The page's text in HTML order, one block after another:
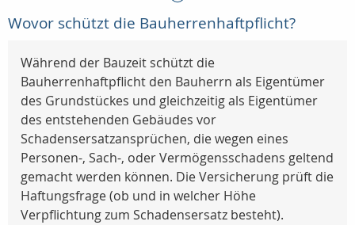
Wovor schützt die Bauherrenhaftpflicht?
Während der Bauzeit schützt die
Bauherrenhaftpflicht den Bauherrn als Eigentümer
des Grundstückes und gleichzeitig als Eigentümer
des entstehenden Gebäudes vor
Schadensersatzansprüchen, die wegen eines
Personen-, Sach-, oder Vermögensschadens geltend
gemacht werden können. Die Versicherung prüft die
Haftungsfrage (ob und in welcher Höhe
Verpflichtung zum Schadensersatz besteht).